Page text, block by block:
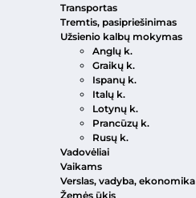
Transportas
Tremtis, pasipriešinimas
Užsienio kalbų mokymas
Anglų k.
Graikų k.
Ispanų k.
Italų k.
Lotynų k.
Prancūzų k.
Rusų k.
Vadovėliai
Vaikams
Verslas, vadyba, ekonomika
Žemės ūkis